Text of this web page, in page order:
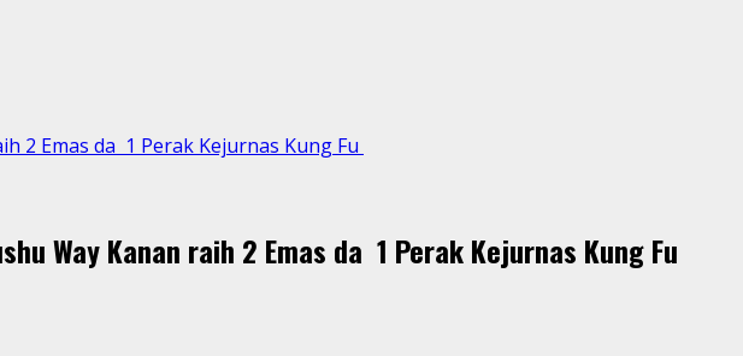
2 Emas da 1 Perak Kejurnas Kung Fu
Way Kanan raih 2 Emas da 1 Perak Kejurnas Kung Fu